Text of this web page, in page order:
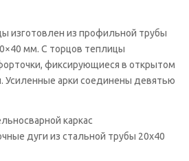
изготовлен из профильной трубы
мм. С торцов теплицы
фиксирующиеся в открытом
Усиленные арки соединены девятью
каркас
дуги из стальной трубы 20х40